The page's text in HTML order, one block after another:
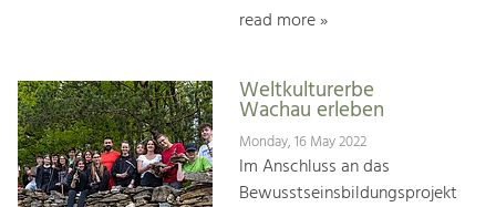
read more »
Weltkulturerbe
Wachau erleben
Monday, 16 May 2022
Im Anschluss an das
Bewusstseinsbildungsprojekt